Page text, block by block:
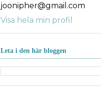
joonipher@gmail.com
Visa hela min profil
Leta i den här bloggen